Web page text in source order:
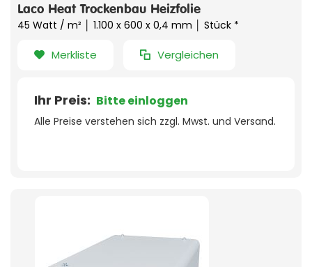
Laco Heat Trockenbau Heizfolie
45 Watt / m² │ 1.100 x 600 x 0,4 mm │ Stück *
Merkliste Vergleichen
Ihr Preis: Bitte einloggen
Alle Preise verstehen sich zzgl. Mwst. und Versand.